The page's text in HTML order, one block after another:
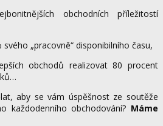
obchodních příležitostí
„pracovně“ disponibilního času,
obchodů realizovat 80 procent
aby se vám úspěšnost ze soutěže
každodenního obchodování? Máme